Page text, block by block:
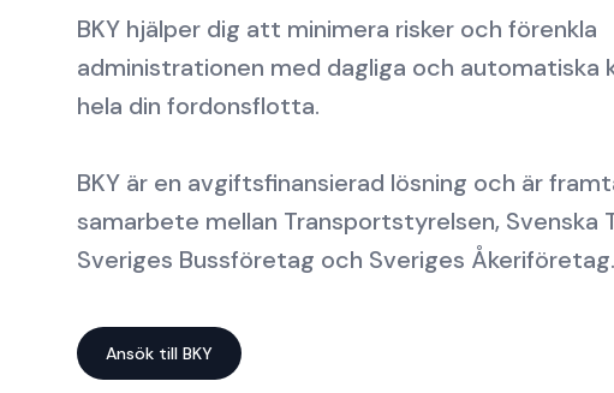
BKY hjälper dig att minimera risker och förenkla
administrationen med dagliga och automatiska
hela din fordonsflotta.
BKY är en avgiftsfinansierad lösning och är
samarbete mellan Transportstyrelsen, Svenska
Sveriges Bussföretag och Sveriges Åkeriföretag.
Ansök till BKY